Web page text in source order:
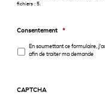
fichiers : 5.
Consentement *
En soumettant ce formulaire,
afin de traiter ma demande
CAPTCHA